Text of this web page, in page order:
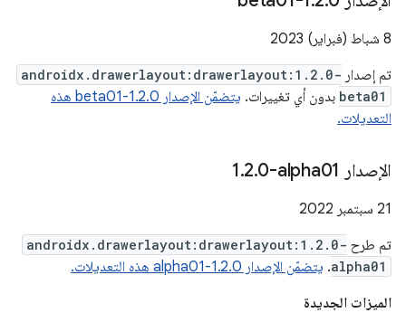
‫8 شباط (فبراير) 2023
تم إصدار androidx.drawerlayout:drawerlayout:1.2.0-
beta01 بدون أي تغييرات.
يتضمّن الإصدار 1.2.0-beta01 هذه
التعديلات.
الإصدار ‎1 .2.0-alpha01
‫21 سبتمبر 2022
تم طرح androidx.drawerlayout:drawerlayout:1.2.0-
alpha01
. يتضمّن الإصدار 1.2.0-alpha01 هذه التعديلات.
الميزات الجديدة